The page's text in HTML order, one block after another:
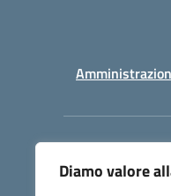
Diamo valore